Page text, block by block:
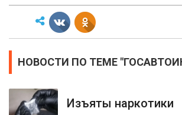
НОВОСТИ ПО ТЕМЕ
Изъяты наркотики